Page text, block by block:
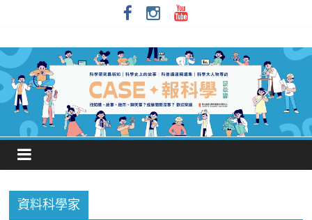
資料科學家